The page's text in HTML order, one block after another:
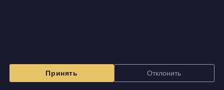
Принять Отклонить